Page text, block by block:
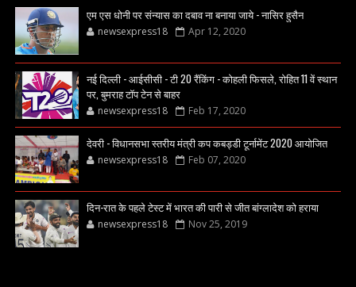
एम एस धोनी पर संन्यास का दबाव ना बनाया जाये - नासिर हुसैन
newsexpress18 Apr 12, 2020
नई दिल्ली - आईसीसी - टी 20 रैंकिंग - कोहली फिसले, रोहित 11 वें स्थान
पर, बुमराह टॉप टेन से बाहर
newsexpress18 Feb 17, 2020
देवरी - विधानसभा स्तरीय मंत्री कप कबड्डी टूर्नामेंट 2020 आयोजित
newsexpress18 Feb 07, 2020
दिन-रात के पहले टेस्ट में भारत की पारी से जीत बांग्लादेश को हराया
newsexpress18 Nov 25, 2019